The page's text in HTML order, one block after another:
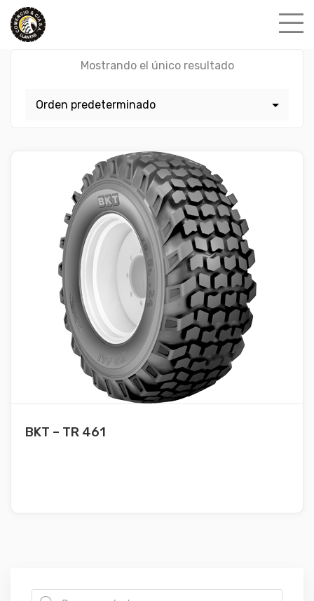
Skip
content
Mostrando el único resultado
Búsqueda de productos
BKT – TR 461